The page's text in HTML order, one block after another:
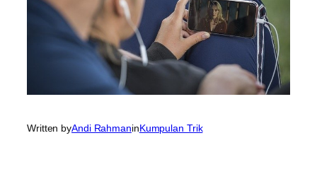
Written byAndi RahmaninKumpulan Trik